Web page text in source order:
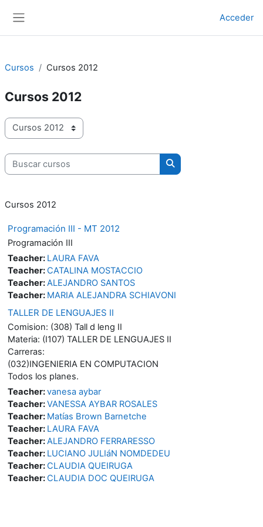
Acceder
Cursos Cursos 2012
Cursos 2012
Categorías
Buscar cursos
Buscar cursos
Cursos 2012
Programación III - MT 2012
Programación III
Teacher: LAURA FAVA
Teacher:CATALINA MOSTACCIO
Teacher:ALEJANDRO SANTOS
Teacher: MARIA ALEJANDRA SCHIAVONI
TALLER DE LENGUAJES II
Comision: (308) Tall d leng II
Materia: (I107) TALLER DE LENGUAJES II
Carreras:
(032)INGENIERIA EN COMPUTACION
Todos los planes.
Teacher:vanesa aybar
Teacher:VANESSA AYBAR ROSALES
Teacher: Matías Brown Barnetche
Teacher: LAURA FAVA
Teacher:ALEJANDRO FERRARESSO
Teacher: LUCIANO JULIáN NOMDEDEU
Teacher:CLAUDIA QUEIRUGA
Teacher:CLAUDIA DOC QUEIRUGA